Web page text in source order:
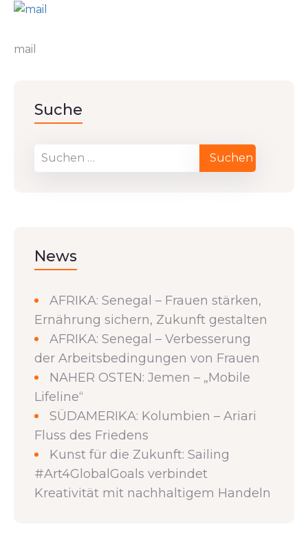
mail
Suche
News
AFRIKA: Senegal – Frauen stärken,
Ernährung sichern, Zukunft gestalten
AFRIKA: Senegal – Verbesserung
der Arbeitsbedingungen von Frauen
NAHER OSTEN: Jemen – „Mobile
Lifeline“
SÜDAMERIKA: Kolumbien – Ariari
Fluss des Friedens
Kunst für die Zukunft: Sailing
#Art4GlobalGoals verbindet
Kreativität mit nachhaltigem Handeln